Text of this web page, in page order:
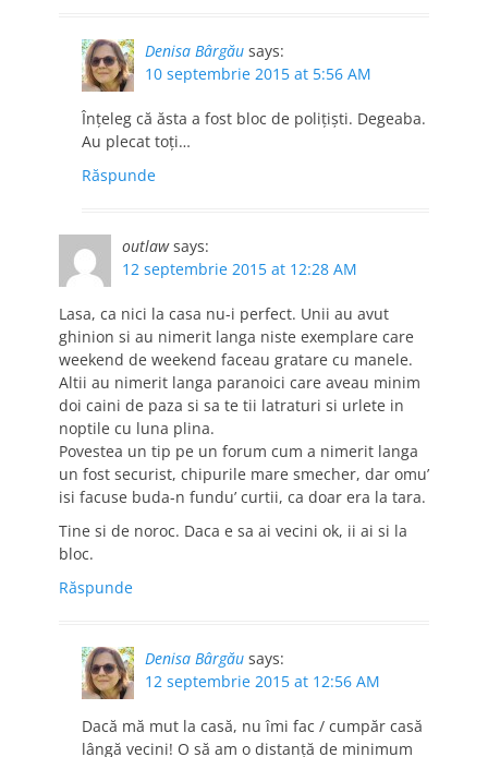
Denisa Bârgău says:
10 septembrie 2015 at 5:56 AM
Înțeleg că ăsta a fost bloc de polițiști. Degeaba.
Au plecat toți…
Răspunde
outlaw says:
12 septembrie 2015 at 12:28 AM
Lasa, ca nici la casa nu-i perfect. Unii au avut
ghinion si au nimerit langa niste exemplare care
weekend de weekend faceau gratare cu manele.
Altii au nimerit langa paranoici care aveau minim
doi caini de paza si sa te tii latraturi si urlete in
noptile cu luna plina.
Povestea un tip pe un forum cum a nimerit langa
un fost securist, chipurile mare smecher, dar omu’
isi facuse buda-n fundu’ curtii, ca doar era la tara.
Tine si de noroc. Daca e sa ai vecini ok, ii ai si la
bloc.
Răspunde
Denisa Bârgău says:
12 septembrie 2015 at 12:56 AM
Dacă mă mut la casă, nu îmi fac / cumpăr casă
lângă vecini! O să am o distanță de minimum